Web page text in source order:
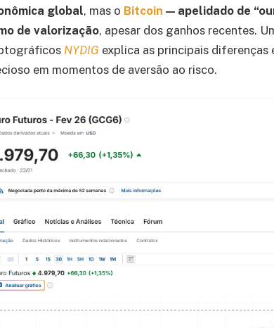
global, mas o Bitcoin — apelidado de
de valorização, apesar dos ganhos recentes.
NYDIG explica as principais
em momentos de aversão ao risco.